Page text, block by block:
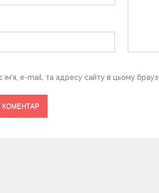
ім'я, e-mail, та адресу сайту в цьому